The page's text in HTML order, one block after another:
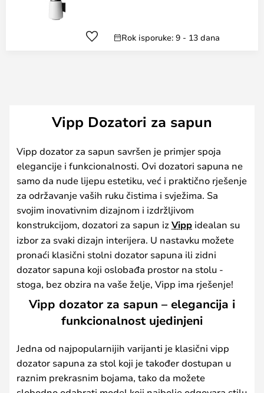
Rok isporuke: 9 - 13 dana
Vipp Dozatori za sapun
Vipp dozator za sapun savršen je primjer spoja
elegancije i funkcionalnosti. Ovi dozatori sapuna ne
samo da nude lijepu estetiku, već i praktično rješenje
za održavanje vaših ruku čistima i svježima. Sa
svojim inovativnim dizajnom i izdržljivom
konstrukcijom, dozatori za sapun iz Vipp idealan su
izbor za svaki dizajn interijera. U nastavku možete
pronaći klasični stolni dozator sapuna ili zidni
dozator sapuna koji oslobađa prostor na stolu -
stoga, bez obzira na vaše želje, Vipp ima rješenje!
Vipp dozator za sapun – elegancija i
funkcionalnost ujedinjeni
Jedna od najpopularnijih varijanti je klasični vipp
dozator sapuna za stol koji je također dostupan u
raznim prekrasnim bojama, tako da možete